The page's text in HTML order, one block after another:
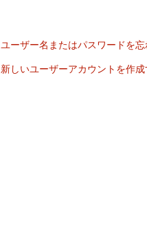
ユーザー名またはパスワードを
新しいユーザーアカウントを作成